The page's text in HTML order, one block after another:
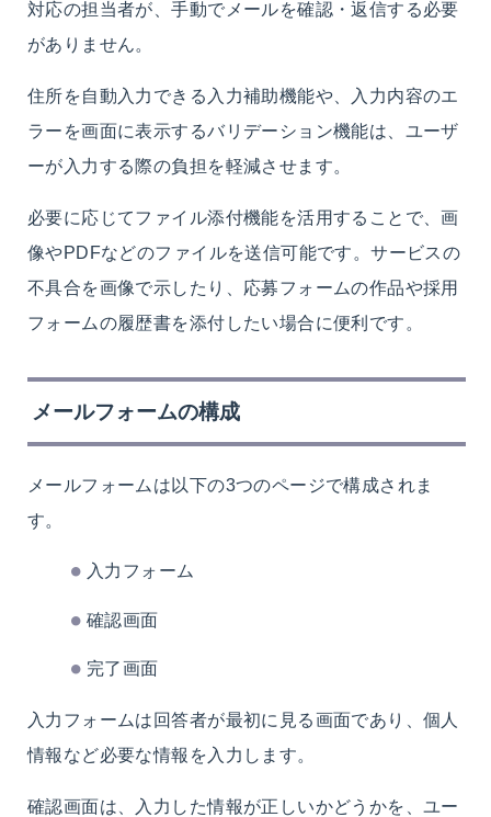
対応の担当者が、手動でメールを確認・返信する必要
がありません。
住所を自動入力できる入力補助機能や、入力内容のエ
ラーを画面に表示するバリデーション機能は、ユーザ
ーが入力する際の負担を軽減させます。
必要に応じてファイル添付機能を活用することで、画
像やPDFなどのファイルを送信可能です。サービスの
不具合を画像で示したり、応募フォームの作品や採用
フォームの履歴書を添付したい場合に便利です。
メールフォームの構成
メールフォームは以下の3つのページで構成されま
す。
入力フォーム
確認画面
完了画面
入力フォームは回答者が最初に見る画面であり、個人
情報など必要な情報を入力します。
確認画面は、入力した情報が正しいかどうかを、ユー